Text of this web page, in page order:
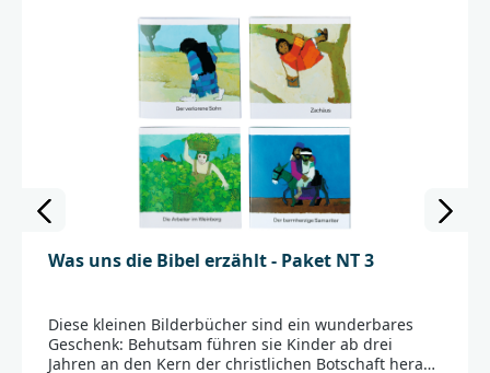
neu_______________________________________________________
______Bei Fragen zur Produktsicherheit wenden Sie
sich bitte an:Deutsche BibelgesellschaftBalinger Str.
31 A70567 Stuttgartproduktsicherheit@dbg.de
Was uns die Bibel erzählt - Paket NT 3
Diese kleinen Bilderbücher sind ein wunderbares
Geschenk: Behutsam führen sie Kinder ab drei
Jahren an den Kern der christlichen Botschaft heran.